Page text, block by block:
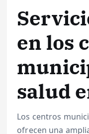
en los
salud
Los centros
ofrecen una